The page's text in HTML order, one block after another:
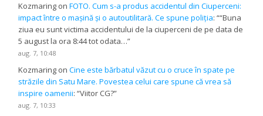
Kozmaring onFOTO. Cum s-a produs accidentul din Ciuperceni:
impact între o mașină și o autoutilitară. Ce spune poliția: ““Buna
ziua eu sunt victima accidentului de la ciuperceni de pe data de
5 august la ora 8:44 tot odata…”
aug. 7, 10:48
Kozmaring onCine este bărbatul văzut cu o cruce în spate pe
străzile din Satu Mare. Povestea celui care spune că vrea să
inspire oamenii: “Viitor CG?”
aug. 7, 10:33